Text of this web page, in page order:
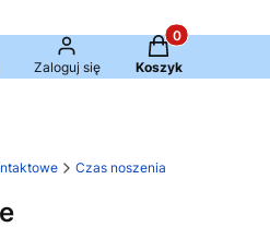
wyszukiwarkę
Zaloguj się
Produkty w
Koszyk
Czas noszenia